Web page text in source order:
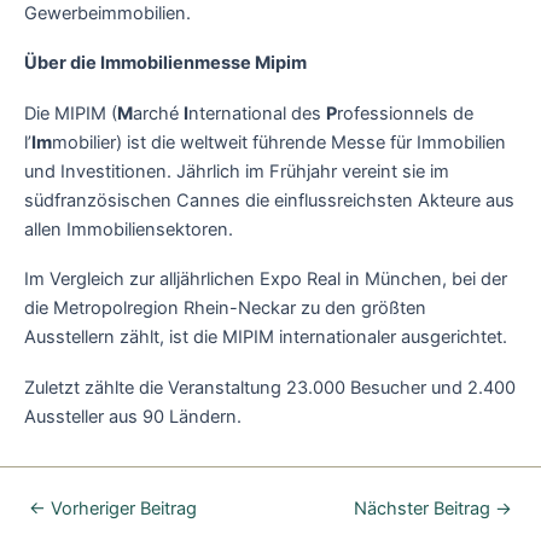
Gewerbeimmobilien.
Über die Immobilienmesse Mipim
Die MIPIM (Marché International des Professionnels de
l’Immobilier) ist die weltweit führende Messe für Immobilien
und Investitionen. Jährlich im Frühjahr vereint sie im
südfranzösischen Cannes die einflussreichsten Akteure aus
allen Immobiliensektoren.
Im Vergleich zur alljährlichen Expo Real in München, bei der
die Metropolregion Rhein-Neckar zu den größten
Ausstellern zählt, ist die MIPIM internationaler ausgerichtet.
Zuletzt zählte die Veranstaltung 23.000 Besucher und 2.400
Aussteller aus 90 Ländern.
← Vorheriger Beitrag Nächster Beitrag →